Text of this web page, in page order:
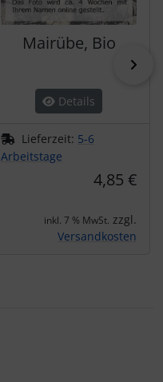
Mairübe, Bio
Details
Lieferzeit: 5-6
Arbeitstage
4,85 €
inkl. 7 % MwSt. zzgl.
Versandkosten